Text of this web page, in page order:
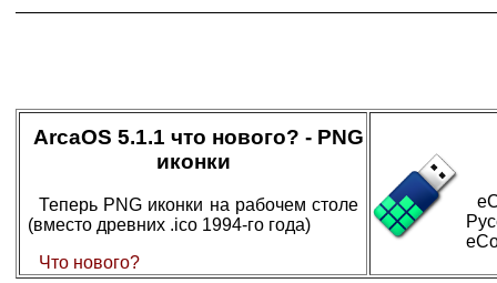
ArcaOS 5.1.1 что нового? - PNG
иконки
Теперь PNG иконки на рабочем столе
(вместо древних .ico 1994-го года)
Что нового?